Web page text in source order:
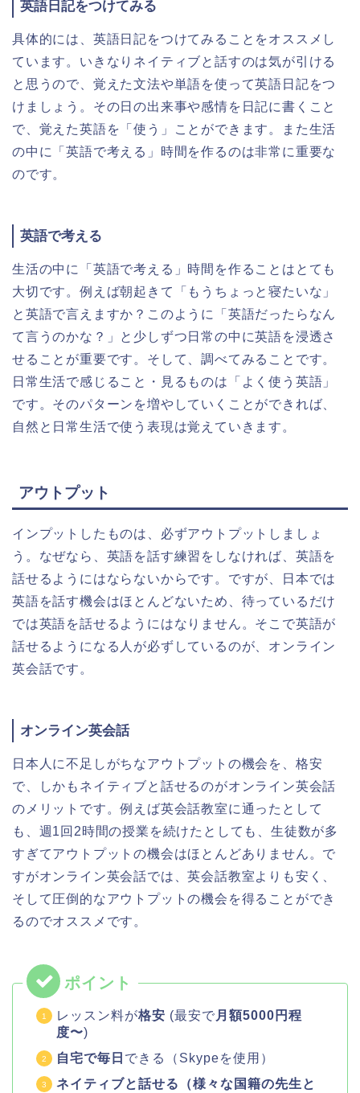
英語日記をつけてみる
具体的には、英語日記をつけてみることをオススメし
ています。いきなりネイティブと話すのは気が引ける
と思うので、覚えた文法や単語を使って英語日記をつ
けましょう。その日の出来事や感情を日記に書くこと
で、覚えた英語を「使う」ことができます。また生活
の中に「英語で考える」時間を作るのは非常に重要な
のです。
英語で考える
生活の中に「英語で考える」時間を作ることはとても
大切です。例えば朝起きて「もうちょっと寝たいな」
と英語で言えますか？このように「英語だったらなん
て言うのかな？」と少しずつ日常の中に英語を浸透さ
せることが重要です。そして、調べてみることです。
日常生活で感じること・見るものは「よく使う英語」
です。そのパターンを増やしていくことができれば、
自然と日常生活で使う表現は覚えていきます。
アウトプット
インプットしたものは、必ずアウトプットしましょ
う。なぜなら、英語を話す練習をしなければ、英語を
話せるようにはならないからです。ですが、日本では
英語を話す機会はほとんどないため、待っているだけ
では英語を話せるようにはなりません。そこで英語が
話せるようになる人が必ずしているのが、オンライン
英会話です。
オンライン英会話
日本人に不足しがちなアウトプットの機会を、格安
で、しかもネイティブと話せるのがオンライン英会話
のメリットです。例えば英会話教室に通ったとして
も、週1回2時間の授業を続けたとしても、生徒数が多
すぎてアウトプットの機会はほとんどありません。で
すがオンライン英会話では、英会話教室よりも安く、
そして圧倒的なアウトプットの機会を得ることができ
るのでオススメです。
レッスン料が格安 (最安で 月額5000円程
度〜)
自宅で毎日 できる（Skypeを使用）
ネイティブと話せる（様々な国籍の先生と